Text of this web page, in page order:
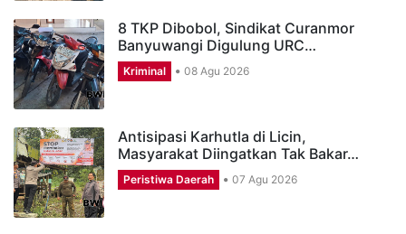
8 TKP Dibobol, Sindikat Curanmor
Banyuwangi Digulung URC…
Kriminal 08 Agu 2026
Antisipasi Karhutla di Licin,
Masyarakat Diingatkan Tak Bakar…
Peristiwa Daerah 07 Agu 2026